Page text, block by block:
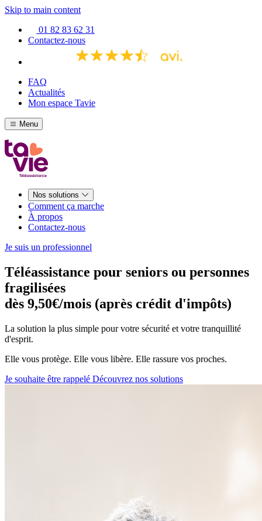
Skip to main content
01 82 83 62 31
Contactez-nous
FAQ
Actualités
Mon espace Tavie
Menu
Nos solutions
Comment ça marche
À propos
Contactez-nous
Je suis un professionnel
Téléassistance pour seniors ou personnes
fragilisées
dès 9,50€/mois (après crédit d'impôts)
La solution la plus simple pour votre sécurité et votre tranquillité
d'esprit.
Elle vous protège. Elle vous libère. Elle rassure vos proches.
Je souhaite être rappelé Découvrez nos solutions